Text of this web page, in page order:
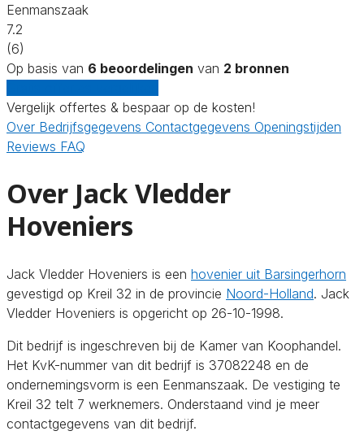
Eenmanszaak
7.2
(6)
Op basis van 6 beoordelingen van 2 bronnen
Vergelijk offertes & bespaar op de kosten!
Over Bedrijfsgegevens Contactgegevens Openingstijden
Reviews FAQ
Over Jack Vledder
Hoveniers
Jack Vledder Hoveniers is een hovenier uit Barsingerhorn
gevestigd op Kreil 32 in de provincie Noord-Holland. Jack
Vledder Hoveniers is opgericht op 26-10-1998.
Dit bedrijf is ingeschreven bij de Kamer van Koophandel.
Het KvK-nummer van dit bedrijf is 37082248 en de
ondernemingsvorm is een Eenmanszaak. De vestiging te
Kreil 32 telt 7 werknemers. Onderstaand vind je meer
contactgegevens van dit bedrijf.